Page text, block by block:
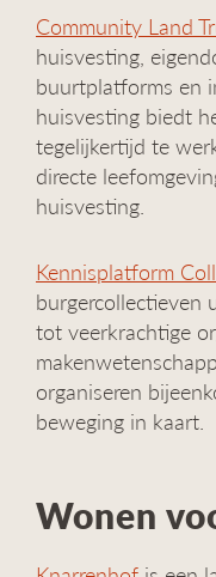
Community Land
huisvesting,
buurtplatforms en
huisvesting biedt
tegelijkertijd te
directe
huisvesting.
Kennisplatform
burgercollectieven
tot veerkrachtige
organiseren
beweging in kaart.
Wonen